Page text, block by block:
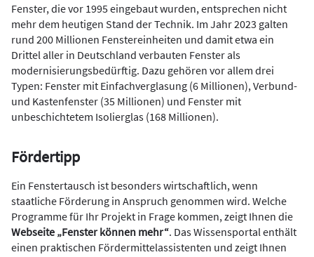
Fenster, die vor 1995 eingebaut wurden, entsprechen nicht
mehr dem heutigen Stand der Technik. Im Jahr 2023 galten
rund 200 Millionen Fenstereinheiten und damit etwa ein
Drittel aller in Deutschland verbauten Fenster als
modernisierungsbedürftig. Dazu gehören vor allem drei
Typen: Fenster mit Einfachverglasung (6 Millionen), Verbund-
und Kastenfenster (35 Millionen) und Fenster mit
unbeschichtetem Isolierglas (168 Millionen).
Fördertipp
Ein Fenstertausch ist besonders wirtschaftlich, wenn
staatliche Förderung in Anspruch genommen wird. Welche
Programme für Ihr Projekt in Frage kommen, zeigt Ihnen die
Webseite „Fenster können mehr“. Das Wissensportal enthält
einen praktischen Fördermittelassistenten und zeigt Ihnen